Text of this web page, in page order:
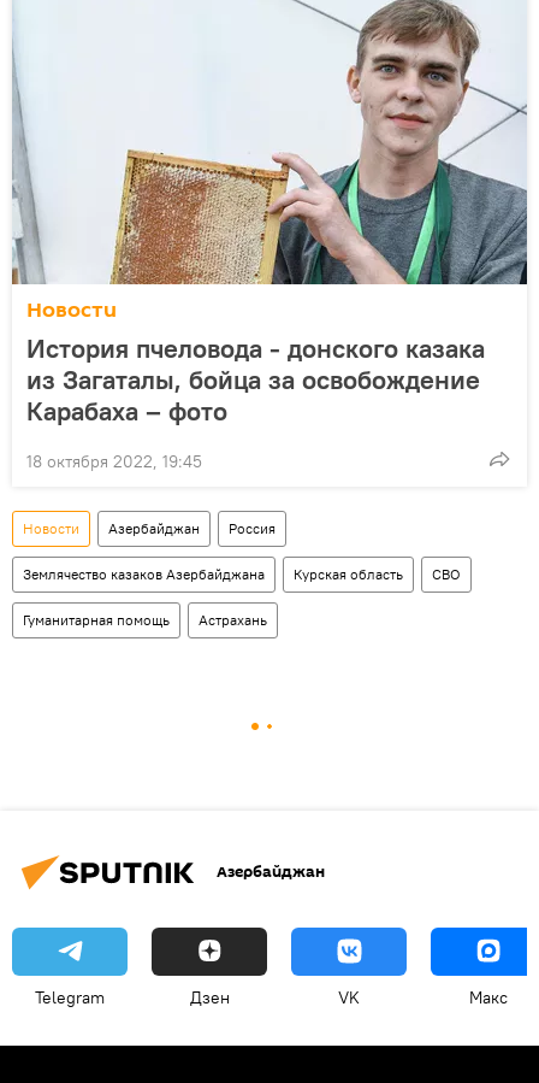
Новости
История пчеловода - донского казака
из Загаталы, бойца за освобождение
Карабаха – фото
18 октября 2022, 19:45
Новости Азербайджан Россия
Землячество казаков Азербайджана Курская область СВО
Гуманитарная помощь Астрахань
Азербайджан
Telegram Дзен VK Макс